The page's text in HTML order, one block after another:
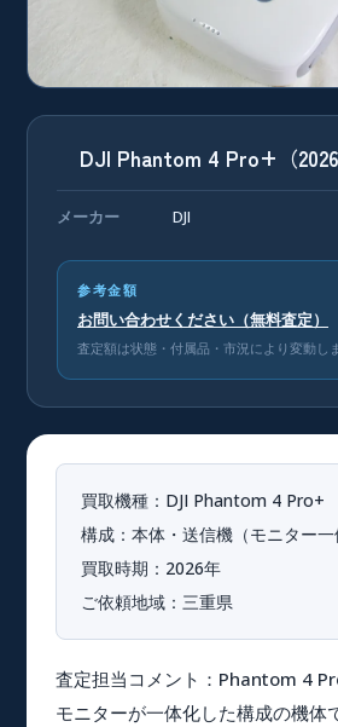
DJI Phantom 4 Pro+（2026
メーカー DJI
参考金額
お問い合わせください（無料査定）
査定額は状態・付属品・市況により変動し
買取機種： DJI Phantom 4 Pro+
構成： 本体・送信機（モニター一
買取時期： 2026年
ご依頼地域： 三重県
査定担当コメント： Phantom 4
モニターが一体化した構成の機体